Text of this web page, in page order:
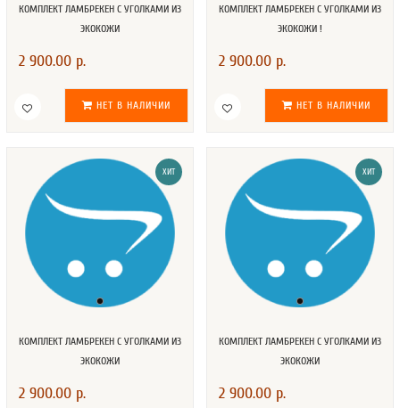
КОМПЛЕКТ ЛАМБРЕКЕН С УГОЛКАМИ ИЗ
ЭКОКОЖИ
2 900.00 р.
НЕТ В НАЛИЧИИ
КОМПЛЕКТ ЛАМБРЕКЕН С УГОЛКАМИ ИЗ
ЭКОКОЖИ !
2 900.00 р.
НЕТ В НАЛИЧИИ
ХИТ
КОМПЛЕКТ ЛАМБРЕКЕН С УГОЛКАМИ ИЗ
ЭКОКОЖИ
2 900.00 р.
ХИТ
КОМПЛЕКТ ЛАМБРЕКЕН С УГОЛКАМИ ИЗ
ЭКОКОЖИ
2 900.00 р.